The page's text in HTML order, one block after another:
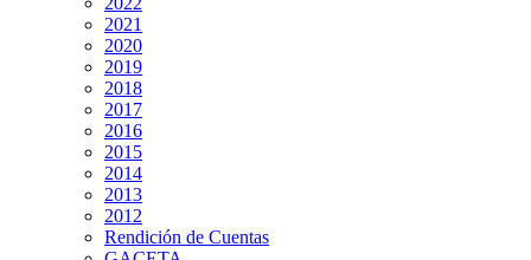
2021
2020
2019
2018
2017
2016
2015
2014
2013
2012
Rendición de Cuentas